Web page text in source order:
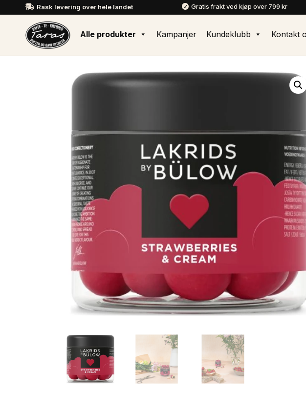
 Rask levering over hele landet  Gratis frakt ved kjøp over 799 kr
Alle produkter Kampanjer Kundeklubb Kontakt